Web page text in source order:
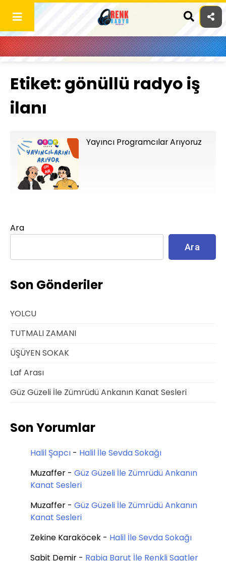
content
Etiket: gönüllü radyo iş
ilanı
Yayıncı Programcılar Arıyoruz
Ara
Ara
Son Gönderiler
YOLCU
TUTMALI ZAMANI
ÜŞÜYEN SOKAK
Laf Arası
Güz Güzeli İle Zümrüdü Ankanın Kanat Sesleri
Son Yorumlar
Halil Şapcı - Halil İle Sevda Sokağı
Muzaffer - Güz Güzeli İle Zümrüdü Ankanın
Kanat Sesleri
Muzaffer - Güz Güzeli İle Zümrüdü Ankanın
Kanat Sesleri
Zekine Karaköcek - Halil İle Sevda Sokağı
Sabit Demir - Rabia Barut İle Renkli Saatler